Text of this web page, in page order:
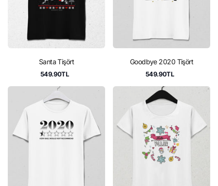
Santa Tişört
549.90TL
Goodbye 2020 Tişört
549.90TL